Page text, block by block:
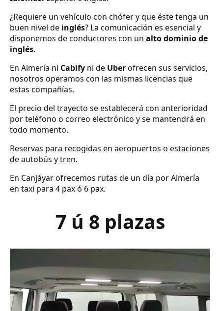
¿Requiere un vehículo con chófer y que éste tenga un
buen nivel de inglés? La comunicación es esencial y
disponemos de conductores con un alto dominio de
inglés.
En Almería ni Cabify ni de Uberofrecen sus servicios,
nosotros operamos con las mismas licencias que
estas compañías.
El precio del trayecto se establecerá con anterioridad
por teléfono o correo electrónico y se mantendrá en
todo momento.
Reservas para recogidas en aeropuertos o estaciones
de autobús y tren.
En Canjáyar ofrecemos rutas de un día por Almería
en taxi para 4 pax ó 6 pax.
7 ú 8 plazas